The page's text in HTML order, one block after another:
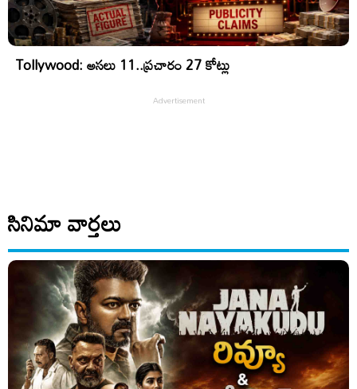
Tollywood: అసలు 11..ప్రచారం 27 కోట్లు
సినిమా వార్తలు